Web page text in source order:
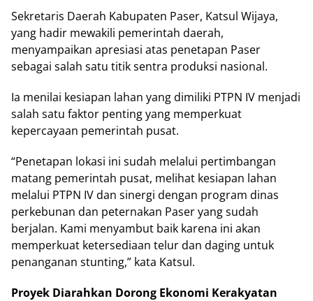
Sekretaris Daerah Kabupaten Paser, Katsul Wijaya,
yang hadir mewakili pemerintah daerah,
menyampaikan apresiasi atas penetapan Paser
sebagai salah satu titik sentra produksi nasional.
Ia menilai kesiapan lahan yang dimiliki PTPN IV menjadi
salah satu faktor penting yang memperkuat
kepercayaan pemerintah pusat.
“Penetapan lokasi ini sudah melalui pertimbangan
matang pemerintah pusat, melihat kesiapan lahan
melalui PTPN IV dan sinergi dengan program dinas
perkebunan dan peternakan Paser yang sudah
berjalan. Kami menyambut baik karena ini akan
memperkuat ketersediaan telur dan daging untuk
penanganan stunting,” kata Katsul.
Proyek Diarahkan Dorong Ekonomi Kerakyatan